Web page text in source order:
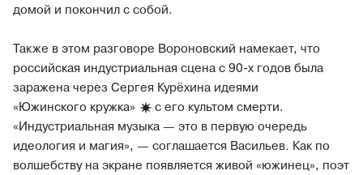
домой и покончил с собой.
Также в этом разговоре Вороновский намекает, что
российская индустриальная сцена с 90-х годов была
заражена через Сергея Курёхина идеями
«Южинского кружка»
с его культом смерти.
«Индустриальная музыка — это в первую очередь
идеология и магия», — соглашается Васильев. Как по
волшебству на экране появляется живой «южинец», поэт